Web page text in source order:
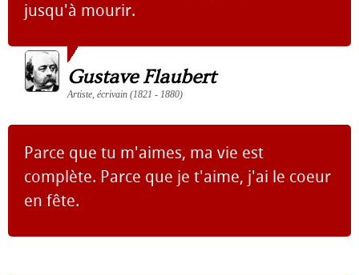
jusqu'à mourir.
Gustave Flaubert
Artiste, écrivain (1821 - 1880)
Parce que tu m'aimes, ma vie est
complète. Parce que je t'aime, j'ai le coeur
en fête.